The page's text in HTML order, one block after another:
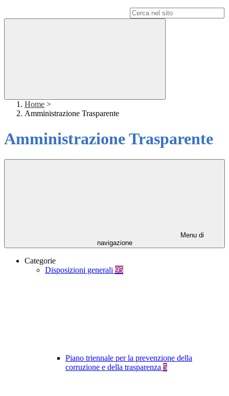
Home >
Amministrazione Trasparente
Amministrazione Trasparente
Menu di
navigazione
Categorie
Disposizioni generali 95
Piano triennale per la prevenzione della
corruzione e della trasparenza 5